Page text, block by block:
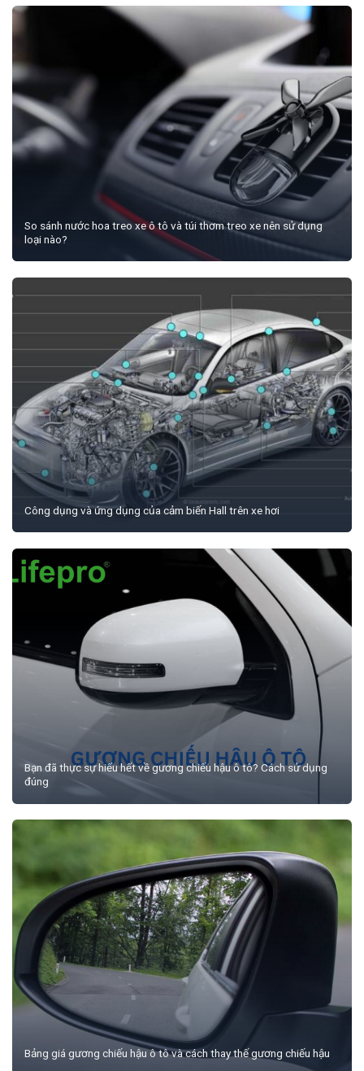
So sánh nước hoa treo xe ô tô và túi thơm treo xe nên sử dụng
loại nào?
Công dụng và ứng dụng của cảm biến Hall trên xe hơi
Bạn đã thực sự hiểu hết về gương chiếu hậu ô tô? Cách sử dụng
đúng
Bảng giá gương chiếu hậu ô tô và cách thay thế gương chiếu hậu